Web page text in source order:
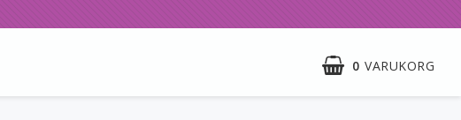
0 VARUKORG